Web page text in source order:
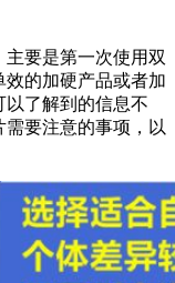
要是第一次使用双
的加硬产品或者加
了解到的信息不
要注意的事项，以